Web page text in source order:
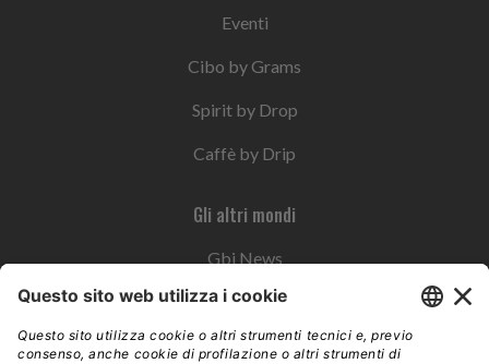
Eventi
Cibo by Grams
Spirit by Drop
Caffè by Drip
Gli altri mondi
Gbi News
Instoremag